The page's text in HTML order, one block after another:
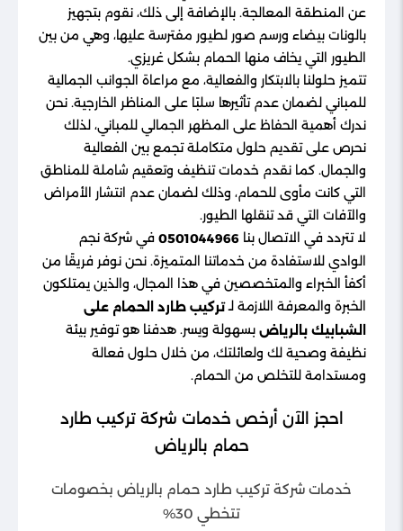
عن المنطقة المعالجة. بالإضافة إلى ذلك، نقوم بتجهيز
بالونات بيضاء ورسم صور لطيور مفترسة عليها، وهي من بين
الطيور التي يخاف منها الحمام بشكل غريزي.
تتميز حلولنا بالابتكار والفعالية، مع مراعاة الجوانب الجمالية
للمباني لضمان عدم تأثيرها سلبًا على المناظر الخارجية. نحن
ندرك أهمية الحفاظ على المظهر الجمالي للمباني، لذلك
نحرص على تقديم حلول متكاملة تجمع بين الفعالية
والجمال. كما نقدم خدمات تنظيف وتعقيم شاملة للمناطق
التي كانت مأوى للحمام، وذلك لضمان عدم انتشار الأمراض
والآفات التي قد تنقلها الطيور.
لا تتردد في الاتصال بنا 0501044966 في شركة نجم
الوادي للاستفادة من خدماتنا المتميزة. نحن نوفر فريقًا من
أكفأ الخبراء والمتخصصين في هذا المجال، والذين يمتلكون
الخبرة والمعرفة اللازمة لـتركيب طارد الحمام على
الشبابيك بالرياض بسهولة ويسر. هدفنا هو توفير بيئة
نظيفة وصحية لك ولعائلتك، من خلال حلول فعالة
ومستدامة للتخلص من الحمام.
احجز الآن أرخص خدمات شركة تركيب طارد
حمام بالرياض
خدمات شركة تركيب طارد حمام بالرياض بخصومات
تتخطي 30%